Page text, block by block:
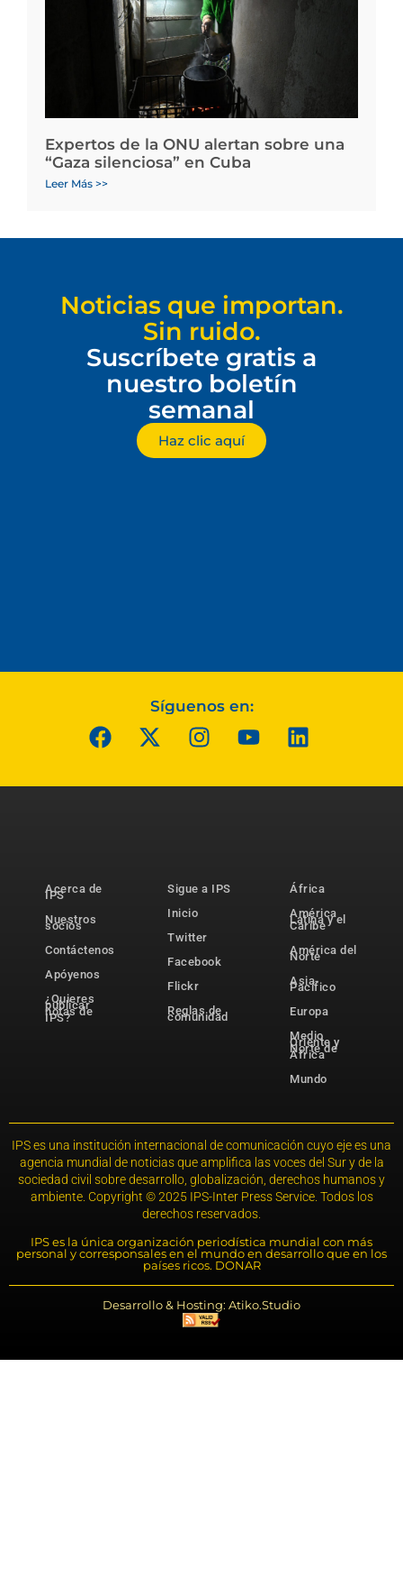
Expertos de la ONU alertan sobre una
“Gaza silenciosa” en Cuba
Leer Más >>
Noticias que importan.
Sin ruido.
Suscríbete gratis a
nuestro boletín
semanal
Haz clic aquí
Síguenos en:
Acerca de
IPS
Nuestros
socios
Contáctenos
Apóyenos
¿Quieres
publicar
notas de
IPS?
Sigue a IPS
Inicio
Twitter
Facebook
Flickr
Reglas de
comunidad
África
América
Latina y el
Caribe
América del
Norte
Asia-
Pacífico
Europa
Medio
Oriente y
Norte de
África
Mundo
IPS es una institución internacional de comunicación cuyo eje es una
agencia mundial de noticias que amplifica las voces del Sur y de la
sociedad civil sobre desarrollo, globalización, derechos humanos y
ambiente. Copyright © 2025 IPS-Inter Press Service. Todos los
derechos reservados.
IPS es la única organización periodística mundial con más
personal y corresponsales en el mundo en desarrollo que en los
países ricos. DONAR
Desarrollo & Hosting: Atiko.Studio